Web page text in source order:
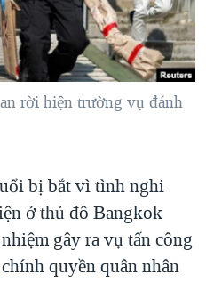
DẢI GAZA
VIỆT NAM
TẠI VIỆT NAM
rời hiện trường vụ đánh
bị bắt vì tình nghi
ở thủ đô Bangkok
gây ra vụ tấn công
quyền quân nhân